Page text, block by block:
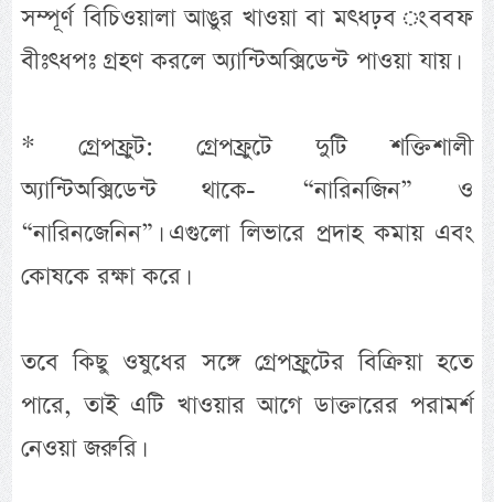
সম্পূর্ণ বিচিওয়ালা আঙুর খাওয়া বা মৎধঢ়ব ংববফ
বীঃৎধপঃ গ্রহণ করলে অ্যান্টিঅক্সিডেন্ট পাওয়া যায়।
* গ্রেপফ্রুট: গ্রেপফ্রুটে দুটি শক্তিশালী
অ্যান্টিঅক্সিডেন্ট থাকে- “নারিনজিন” ও
“নারিনজেনিন”। এগুলো লিভারে প্রদাহ কমায় এবং
কোষকে রক্ষা করে।
তবে কিছু ওষুধের সঙ্গে গ্রেপফ্রুটের বিক্রিয়া হতে
পারে, তাই এটি খাওয়ার আগে ডাক্তারের পরামর্শ
নেওয়া জরুরি।